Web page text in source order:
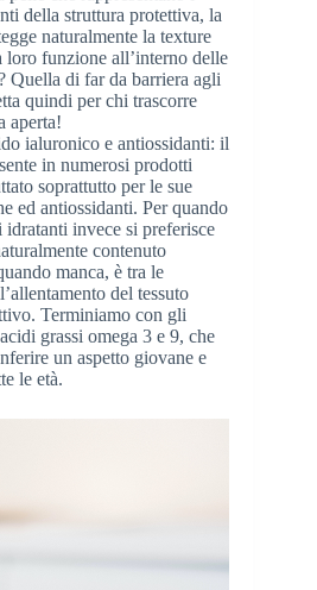
della struttura protettiva, la
naturalmente la texture
loro funzione all’interno delle
Quella di far da barriera agli
quindi per chi trascorre
aperta!
ialuronico e antiossidanti: il
in numerosi prodotti
soprattutto per le sue
ed antiossidanti. Per quando
invece si preferisce
contenuto
manca, è tra le
del tessuto
Terminiamo con gli
grassi omega 3 e 9, che
un aspetto giovane e
le età.